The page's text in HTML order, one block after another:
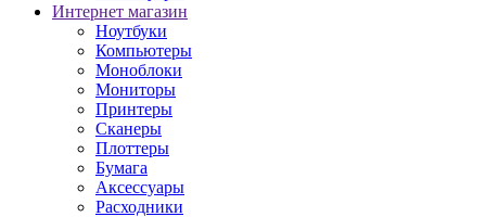
Интернет магазин
Ноутбуки
Компьютеры
Моноблоки
Мониторы
Принтеры
Сканеры
Плоттеры
Бумага
Аксессуары
Расходники